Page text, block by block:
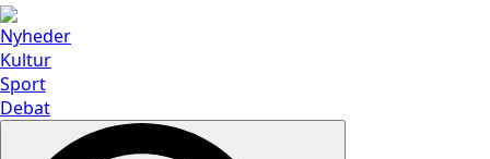
Nyheder
Kultur
Sport
Debat